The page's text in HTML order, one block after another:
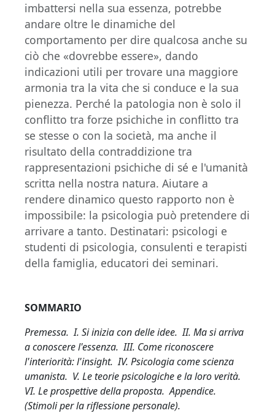
imbattersi nella sua essenza, potrebbe
andare oltre le dinamiche del
comportamento per dire qualcosa anche su
ciò che «dovrebbe essere», dando
indicazioni utili per trovare una maggiore
armonia tra la vita che si conduce e la sua
pienezza. Perché la patologia non è solo il
conflitto tra forze psichiche in conflitto tra
se stesse o con la società, ma anche il
risultato della contraddizione tra
rappresentazioni psichiche di sé e l'umanità
scritta nella nostra natura. Aiutare a
rendere dinamico questo rapporto non è
impossibile: la psicologia può pretendere di
arrivare a tanto. Destinatari: psicologi e
studenti di psicologia, consulenti e terapisti
della famiglia, educatori dei seminari.
SOMMARIO
Premessa. I. Si inizia con delle idee. II. Ma si arriva
a conoscere l'essenza. III. Come riconoscere
l'interiorità: l'insight. IV. Psicologia come scienza
umanista. V. Le teorie psicologiche e la loro verità.
VI. Le prospettive della proposta. Appendice.
(Stimoli per la riflessione personale).